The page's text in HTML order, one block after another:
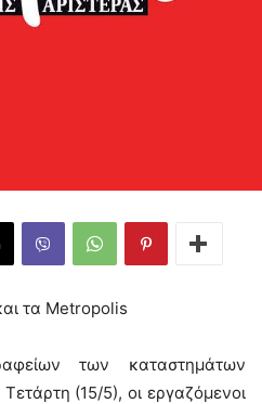
τα Metropolis
των καταστημάτων
(15/5), οι εργαζόμενοι